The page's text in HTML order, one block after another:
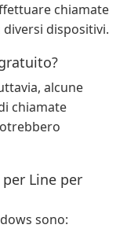
chiamate
dispositivi.
alcune
chiamate
Line per
sono: